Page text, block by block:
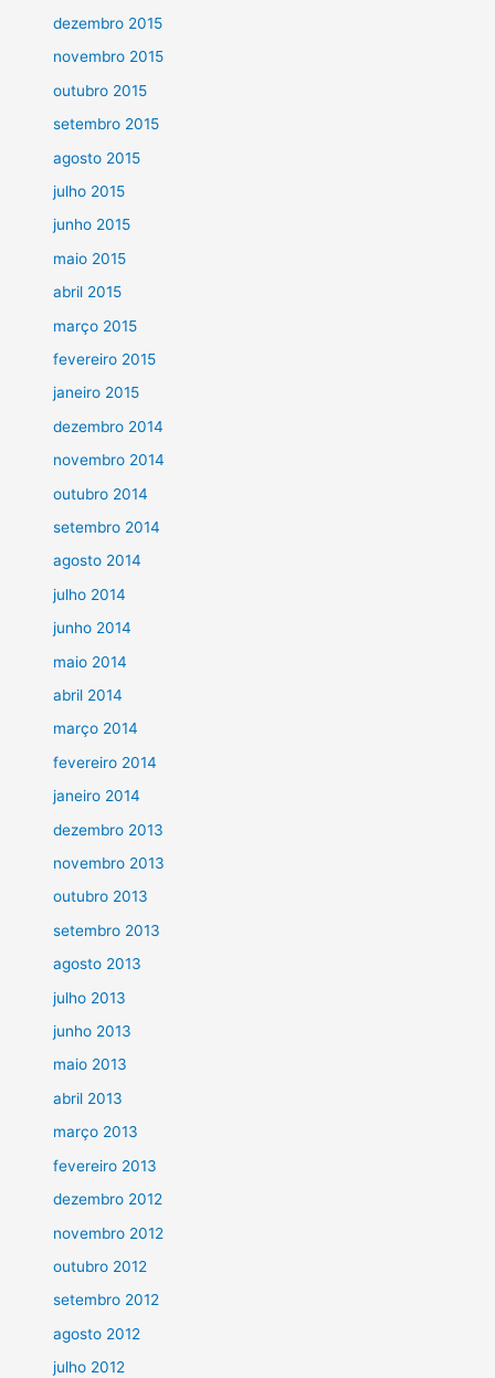
dezembro 2015
novembro 2015
outubro 2015
setembro 2015
agosto 2015
julho 2015
junho 2015
maio 2015
abril 2015
março 2015
fevereiro 2015
janeiro 2015
dezembro 2014
novembro 2014
outubro 2014
setembro 2014
agosto 2014
julho 2014
junho 2014
maio 2014
abril 2014
março 2014
fevereiro 2014
janeiro 2014
dezembro 2013
novembro 2013
outubro 2013
setembro 2013
agosto 2013
julho 2013
junho 2013
maio 2013
abril 2013
março 2013
fevereiro 2013
dezembro 2012
novembro 2012
outubro 2012
setembro 2012
agosto 2012
julho 2012